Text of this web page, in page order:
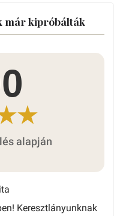
már kipróbálták
alapján
Keresztlányunknak